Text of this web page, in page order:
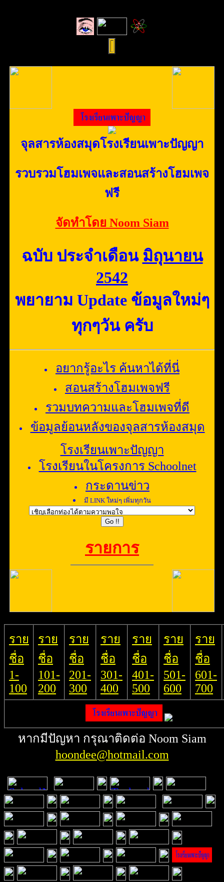
จุลสารห้องสมุดโรงเรียนเพาะปัญญา
รวบรวมโฮมเพจและสอนสร้างโฮมเพจ
ฟรี
จัดทำโดย Noom Siam
ฉบับ ประจำเดือน มิถุนายน
2542
พยายาม Update ข้อมูลใหม่ๆ
ทุกๆวัน ครับ
อยากรู้อะไร ค้นหาได้ที่นี่
สอนสร้างโฮมเพจฟรี
รวมบทความและโฮมเพจที่ดี
ข้อมูลย้อนหลังของจุลสารห้องสมุด
โรงเรียนเพาะปัญญา
โรงเรียนในโครงการ Schoolnet
กระดานข่าว
รายการ
มี LINK ใหม่ๆ เพิ่มทุกวัน
ราย
ชื่อ
1-
100
ราย
ชื่อ
101-
200
ราย
ชื่อ
201-
300
ราย
ชื่อ
301-
400
ราย
ชื่อ
401-
500
ราย
ชื่อ
501-
600
ราย
ชื่อ
601-
700
หากมีปัญหา กรุณาติดต่อ Noom Siam
hoondee@hotmail.com